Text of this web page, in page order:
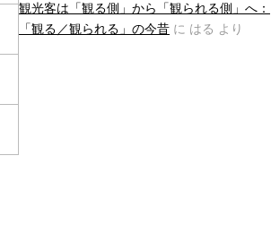
観光客は「観る側」から「観られる側」へ：
「観る／観られる」の今昔 に はる より